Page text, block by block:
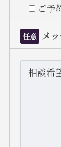
ご予
任意 メ